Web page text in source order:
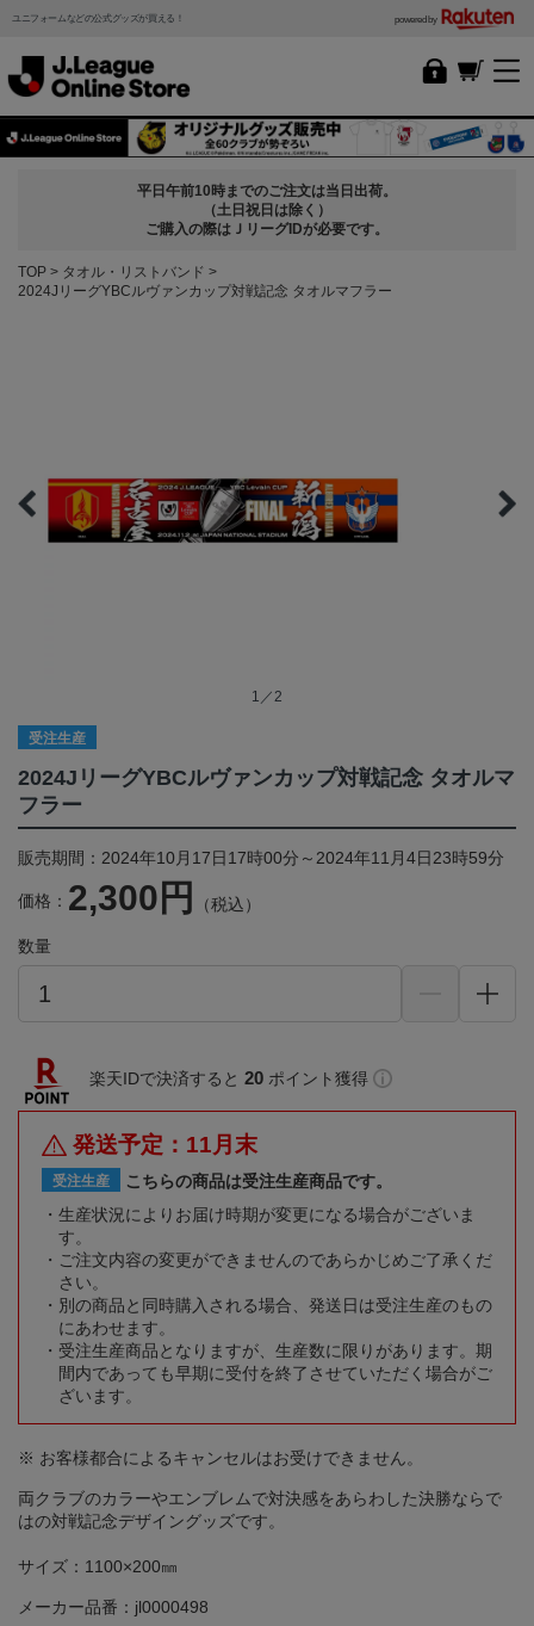
ユニフォームなどの公式グッズが買える！ powered by
平日午前10時までのご注文は当日出荷。
（土日祝日は除く）
ご購入の際はＪリーグIDが必要です。
TOP
タオル・リストバンド
2024JリーグYBCルヴァンカップ対戦記念 タオルマフラー
1／2
受注生産
2024JリーグYBCルヴァンカップ対戦記念 タオルマ
フラー
販売期間：2024年10月17日17時00分～2024年11月4日23時59分
価格： 2,300円 （税込）
数量
楽天IDで決済すると 20 ポイント獲得
発送予定：11月末
受注生産
こちらの商品は受注生産商品です。
生産状況によりお届け時期が変更になる場合がございま
す。
ご注文内容の変更ができませんのであらかじめご了承くだ
さい。
別の商品と同時購入される場合、発送日は受注生産のもの
にあわせます。
受注生産商品となりますが、生産数に限りがあります。期
間内であっても早期に受付を終了させていただく場合がご
ざいます。
※ お客様都合によるキャンセルはお受けできません。
両クラブのカラーやエンブレムで対決感をあらわした決勝ならで
はの対戦記念デザイングッズです。
サイズ：1100×200㎜
メーカー品番：jl0000498